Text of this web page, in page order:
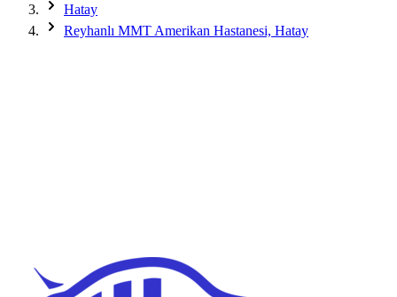
Hatay
Reyhanlı MMT Amerikan Hastanesi, Hatay